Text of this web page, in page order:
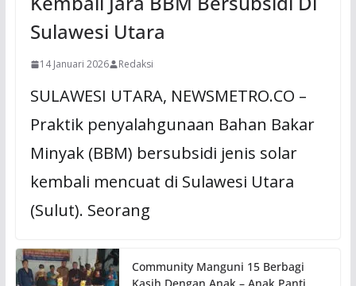
Sulawesi Utara
14 Januari 2026 Redaksi
SULAWESI UTARA, NEWSMETRO.CO –
Praktik penyalahgunaan Bahan Bakar
Minyak (BBM) bersubsidi jenis solar
kembali mencuat di Sulawesi Utara
(Sulut). Seorang
Community Manguni 15 Berbagi